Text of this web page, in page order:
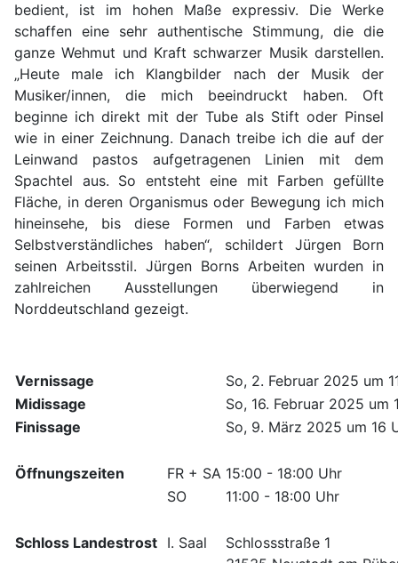
bedient, ist im hohen Maße expressiv. Die Werke
schaffen eine sehr authentische Stimmung, die die
ganze Wehmut und Kraft schwarzer Musik darstellen.
„Heute male ich Klangbilder nach der Musik der
Musiker/innen, die mich beeindruckt haben. Oft
beginne ich direkt mit der Tube als Stift oder Pinsel
wie in einer Zeichnung. Danach treibe ich die auf der
Leinwand pastos aufgetragenen Linien mit dem
Spachtel aus. So entsteht eine mit Farben gefüllte
Fläche, in deren Organismus oder Bewegung ich mich
hineinsehe, bis diese Formen und Farben etwas
Selbstverständliches haben“, schildert Jürgen Born
seinen Arbeitsstil. Jürgen Borns Arbeiten wurden in
zahlreichen Ausstellungen überwiegend in
Norddeutschland gezeigt.
Vernissage
So, 2. Februar 2025 um
Midissage
So, 16. Februar 2025 um
Finissage
So, 9. März 2025 um 16
Öffnungszeiten FR + SA 15:00 - 18:00 Uhr
SO
11:00 - 18:00 Uhr
Schloss Landestrost I. Saal
Schlossstraße 1